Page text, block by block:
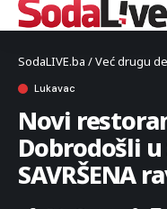
SodaLIVE.ba / Već drugu
Lukavac
Novi
Dobrodošli
SAVRŠENA